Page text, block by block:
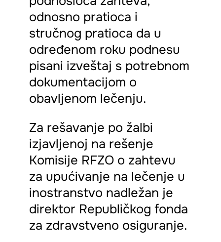
odnosno pratioca i
stručnog pratioca da u
određenom roku podnesu
pisani izveštaj s potrebnom
dokumentacijom o
obavljenom lečenju.
Za rešavanje po žalbi
izjavljenoj na rešenje
Komisije RFZO o zahtevu
za upućivanje na lečenje u
inostranstvo nadležan je
direktor Republičkog fonda
za zdravstveno osiguranje.